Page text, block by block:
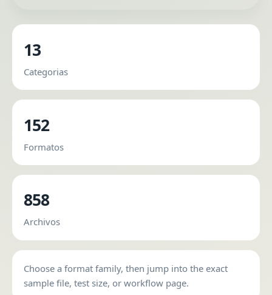
13
Categorias
152
Formatos
858
Archivos
Choose a format family, then jump into the exact
sample file, test size, or workflow page.